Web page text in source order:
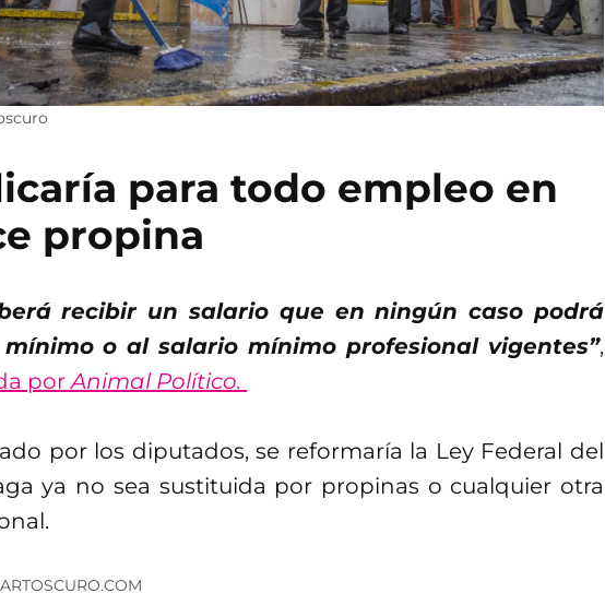
para todo empleo en
propina
recibir un salario que en ningún caso podrá
o al salario mínimo profesional vigentes”,
porAnimal Político.
por los diputados, se reformaría la Ley Federal del
ya no sea sustituida por propinas o cualquier otra